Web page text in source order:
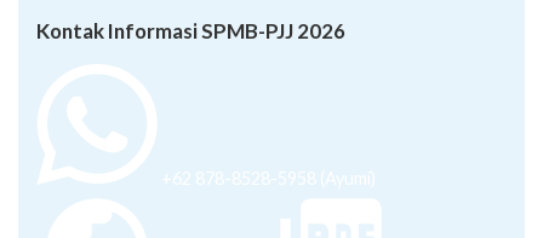
Kontak Informasi SPMB-PJJ 2026
+62 878-8528-5958 (Ayumi)